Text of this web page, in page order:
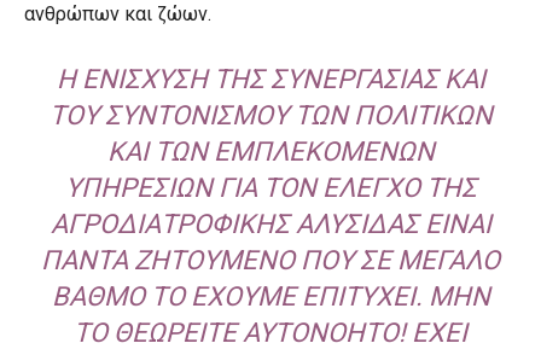
ανθρώπων και ζώων.
Η ΕΝΊΣΧΥΣΗ ΤΗΣ ΣΥΝΕΡΓΑΣΊΑΣ ΚΑΙ
ΤΟΥ ΣΥΝΤΟΝΙΣΜΟΎ ΤΩΝ ΠΟΛΙΤΙΚΏΝ
ΚΑΙ ΤΩΝ ΕΜΠΛΕΚΌΜΕΝΩΝ
ΥΠΗΡΕΣΙΏΝ ΓΙΑ ΤΟΝ ΈΛΕΓΧΟ ΤΗΣ
ΑΓΡΟΔΙΑΤΡΟΦΙΚΉΣ ΑΛΥΣΊΔΑΣ ΕΊΝΑΙ
ΠΆΝΤΑ ΖΗΤΟΎΜΕΝΟ ΠΟΥ ΣΕ ΜΕΓΆΛΟ
ΒΑΘΜΌ ΤΟ ΈΧΟΥΜΕ ΕΠΙΤΎΧΕΙ. ΜΗΝ
ΤΟ ΘΕΩΡΕΊΤΕ ΑΥΤΟΝΌΗΤΟ! ΈΧΕΙ